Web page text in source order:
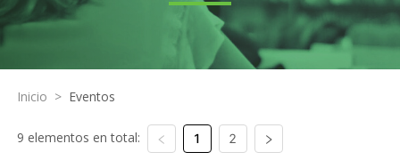
Inicio > Eventos
9 elementos en total: 1 2